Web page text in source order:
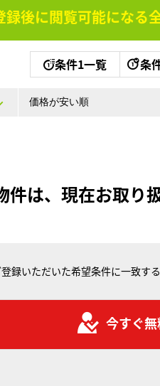
録後に閲覧可能になる
条件1一覧 条
は、現在お取り
録いただいた希望条件に一致す
今すぐ